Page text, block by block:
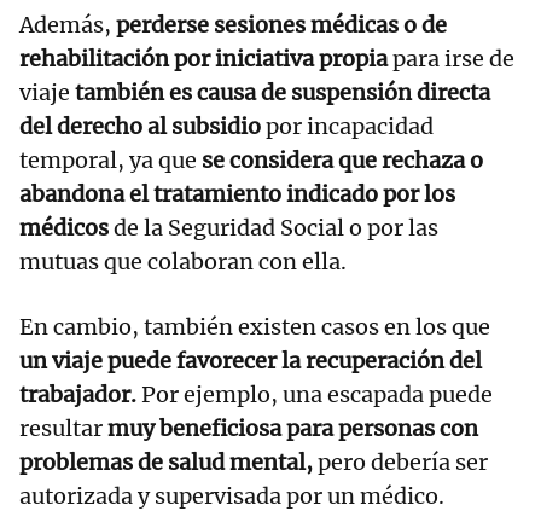
Además, perderse sesiones médicas o de
rehabilitación por iniciativa propiapara irse de
viaje también es causa de suspensión directa
del derecho al subsidiopor incapacidad
temporal, ya que se considera que rechaza o
abandona el tratamiento indicado por los
médicosde la Seguridad Social o por las
mutuas que colaboran con ella.
En cambio, también existen casos en los que
un viaje puede favorecer la recuperación del
trabajador.Por ejemplo, una escapada puede
resultarmuy beneficiosa para personas con
problemas de salud mental,pero debería ser
autorizada y supervisada por un médico.